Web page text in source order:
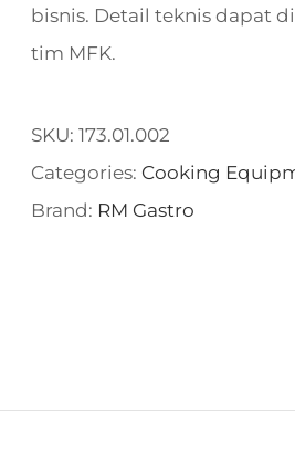
bisnis. Detail teknis dapat
tim MFK.
SKU: 173.01.002
Categories: Cooking
Brand: RM Gastro